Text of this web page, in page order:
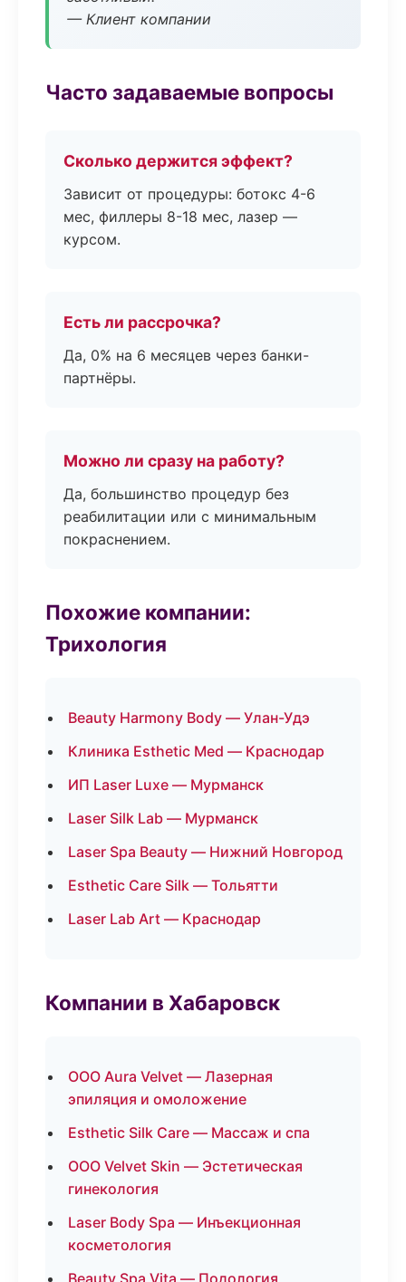
— Клиент компании
Часто задаваемые вопросы
Сколько держится эффект?
Зависит от процедуры: ботокс 4-6
мес, филлеры 8-18 мес, лазер —
курсом.
Есть ли рассрочка?
Да, 0% на 6 месяцев через банки-
партнёры.
Можно ли сразу на работу?
Да, большинство процедур без
реабилитации или с минимальным
покраснением.
Похожие компании:
Трихология
Beauty Harmony Body — Улан-Удэ
Клиника Esthetic Med — Краснодар
ИП Laser Luxe — Мурманск
Laser Silk Lab — Мурманск
Laser Spa Beauty — Нижний Новгород
Esthetic Care Silk — Тольятти
Laser Lab Art — Краснодар
Компании в Хабаровск
ООО Aura Velvet — Лазерная
эпиляция и омоложение
Esthetic Silk Care — Массаж и спа
ООО Velvet Skin — Эстетическая
гинекология
Laser Body Spa — Инъекционная
косметология
Beauty Spa Vita — Подология